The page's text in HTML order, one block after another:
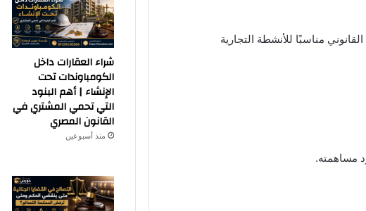
مناسبًا للأنشطة التجارية
مساهمته.
شراء العقارات داخل
الكومباوندات تحت
الإنشاء | أهم البنود
التي تحمي المشتري في
القانون المصري
منذ أسبوعين